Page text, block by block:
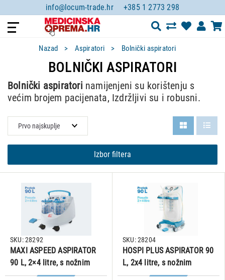
info@locum-trade.hr +385 1 2773 298
Nazad Aspiratori Bolnički aspiratori
BOLNIČKI ASPIRATORI
Bolnički aspiratori namijenjeni su korištenju s
većim brojem pacijenata, Izdržljivi su i robusni.
Izbor filtera
MAXI ASPEED ASPIRATOR
90 L, 2×4 litre, s nožnim
prekidačem
SKU: 28292
HOSPI PLUS ASPIRATOR 90
L, 2x4 litre, s nožnim
prekidačem i usmjerivačem
SKU: 28204